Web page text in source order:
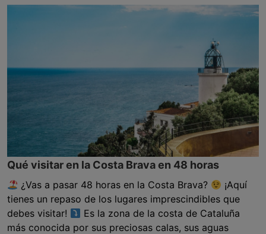
Qué visitar en la Costa Brava en 48 horas
¿Vas a pasar 48 horas en la Costa Brava?
¡Aquí
tienes un repaso de los lugares imprescindibles que
debes visitar!
Es la zona de la costa de Cataluña
más conocida por sus preciosas calas, sus aguas